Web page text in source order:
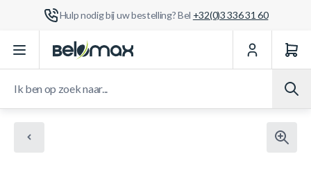
Hulp nodig bij uw bestelling? Bel +32(0)3 336 31 60
Ga naar de inhoud